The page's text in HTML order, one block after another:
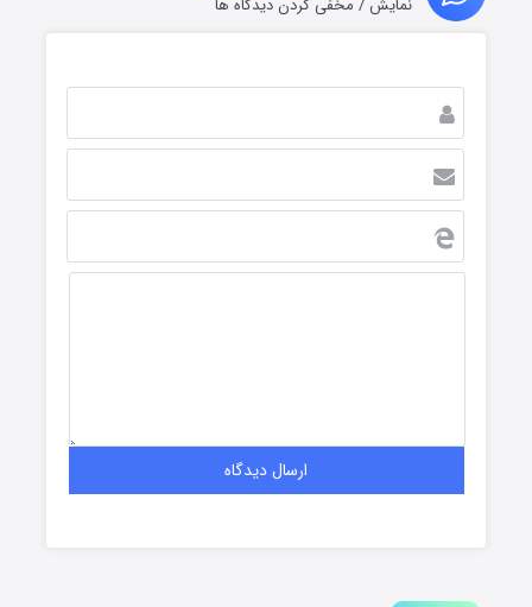
نمایش / مخفی کردن دیدگاه ها